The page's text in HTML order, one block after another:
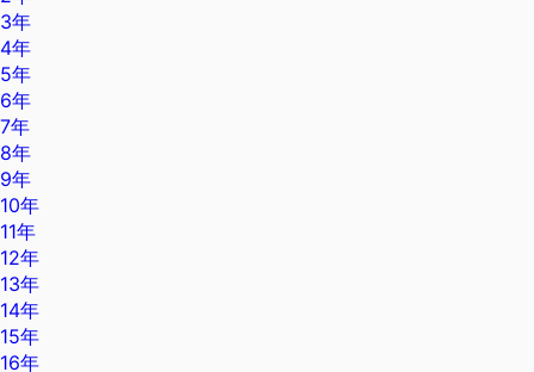
3年
4年
5年
6年
7年
8年
9年
10年
11年
12年
13年
14年
15年
16年